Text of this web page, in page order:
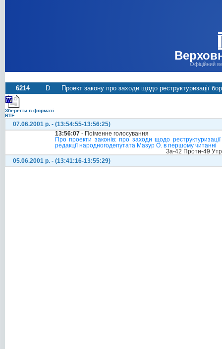
Офіційний
6214 D Проект закону про заходи щодо реструктуризації
Зберегти в форматі
RTF
07.06.2001 р. - (13:54:55-13:56:25)
13:56:07 - Поіменне голосування
Про проекти законів: про заходи щодо
редакції народногодепутата Мазур О. в першому читанні
За-42 Проти-49
05.06.2001 р. - (13:41:16-13:55:29)